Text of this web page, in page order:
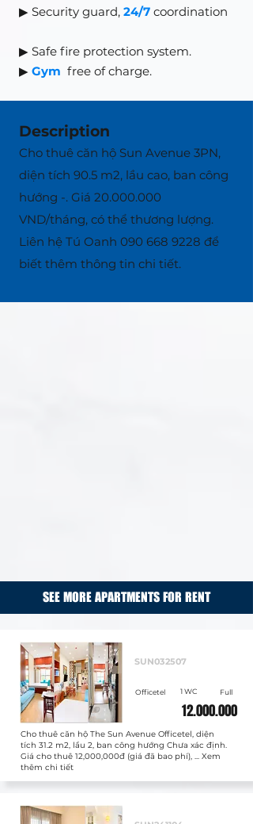
▶ Security guard, 24/7 coordination
▶ Safe fire protection system.
▶ Gym free of charge.
Description
Cho thuê căn hộ Sun Avenue 3PN,
diện tích 90.5 m2, lầu cao, ban công
hướng -. Giá 20.000.000
VND/tháng, có thể thương lượng.
Liên hệ Tú Oanh 090 668 9228 để
biết thêm thông tin chi tiết.
SEE MORE APARTMENTS FOR RENT
SUN032507
Officetel 1 WC Full
12.000.000
Cho thuê căn hộ The Sun Avenue Officetel, diện
tích 31.2 m2, lầu 2, ban công hướng Chưa xác định.
Giá cho thuê 12,000,000đ (giá đã bao phí), ... Xem
thêm chi tiết